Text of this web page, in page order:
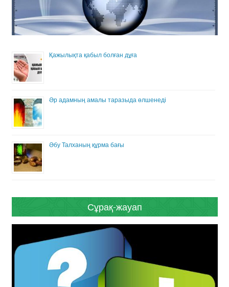
Қажылықта қабыл болған дұға
Әр адамның амалы таразыда өлшенеді
Әбу Талханың құрма бағы
Сұрақ-жауап